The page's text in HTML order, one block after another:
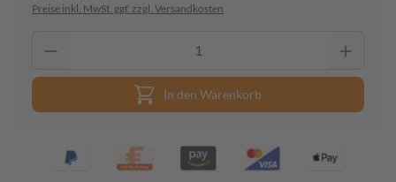
Preise inkl. MwSt. ggf. zzgl. Versandkosten
In den Warenkorb